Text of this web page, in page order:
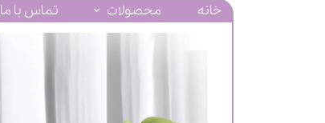
خانه محصولات تماس با ما